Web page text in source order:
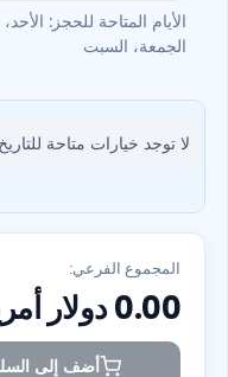
الأيام المتاحة للحجز: الأحد،
الجمعة، السبت
لا توجد خيارات متاحة
المجموع الفرعي:
0.00دولار
أضف إلى